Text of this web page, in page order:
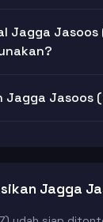
Jagga Jasoos
Jagga Jasoos
Jagga